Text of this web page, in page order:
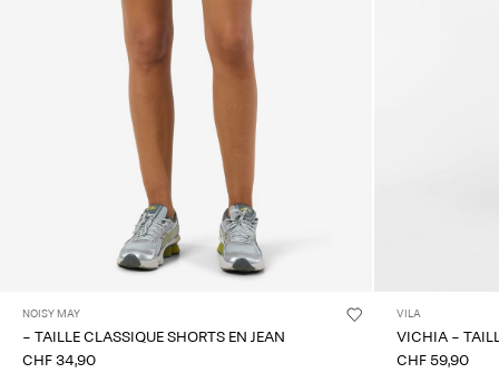
NOISY MAY
- TAILLE CLASSIQUE SHORTS EN JEAN
CHF 34,90
VILA
VICHIA -
CHF 59,90